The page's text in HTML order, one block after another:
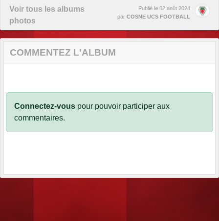
Voir tous les albums
photos
Publié le 02 août 2024
par COSNE UCS FOOTBALL
COMMENTEZ L'ALBUM
Connectez-vous pour pouvoir participer aux
commentaires.